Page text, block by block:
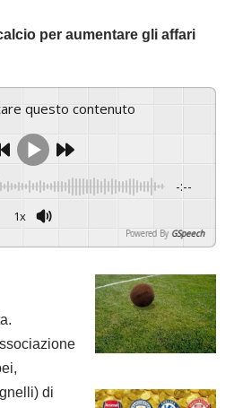
per aumentare gli affari
questo contenuto
-:--
1x
Powered By GSpeech
di